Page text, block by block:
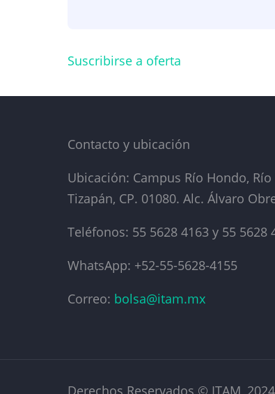
Suscribirse a oferta
Contacto y ubicación
Ubicación: Campus Río Hondo,
Tizapán, CP. 01080. Alc. Álvaro
Teléfonos: 55 5628 4163 y 55 5628
WhatsApp: +52-55-5628-4155
Correo: bolsa@itam.mx
Derechos Reservados © ITAM,